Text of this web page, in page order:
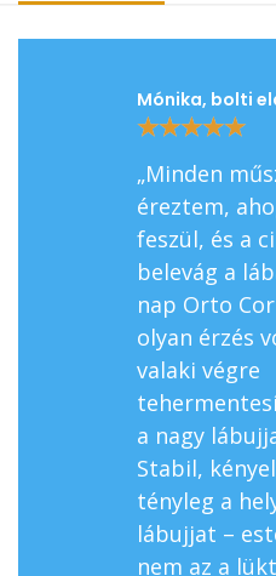
Mónika, bolti
★★★★★
„Minden
éreztem,
feszül, és a
belevág a
nap Orto
olyan érzés
valaki végre
a nagy
Stabil,
tényleg a
lábujjat –
nem az a